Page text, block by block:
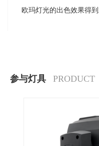
欧玛灯光的出色效果得
参与灯具 PRODUCT